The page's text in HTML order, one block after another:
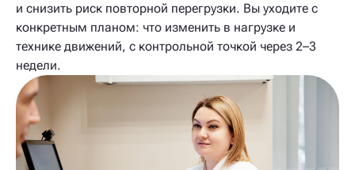
и снизить риск повторной перегрузки. Вы уходите с
конкретным планом: что изменить в нагрузке и
технике движений, с контрольной точкой через 2–3
недели.